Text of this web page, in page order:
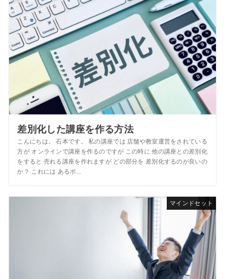
差別化した講座を作る方法
こんにちは。 石本です。 私の講座では 店舗や教室運営をされている
方が オンラインで講座を作るのですが この時に 他の講座との差別化
をすると 売れる講座を作れますが どの部分を 差別化するのが良いの
か？ これには あるポ...
マインドセット